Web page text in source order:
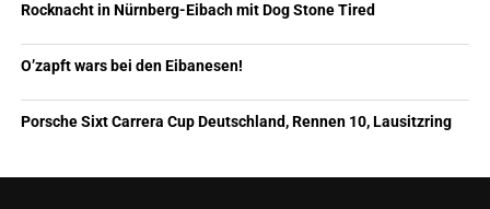
Rocknacht in Nürnberg-Eibach mit Dog Stone Tired
O’zapft wars bei den Eibanesen!
Porsche Sixt Carrera Cup Deutschland, Rennen 10, Lausitzring